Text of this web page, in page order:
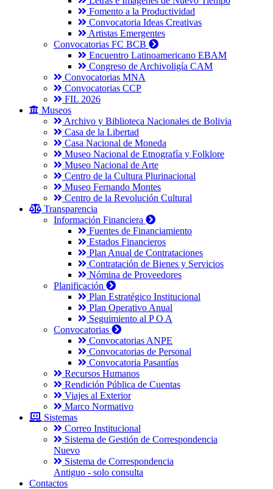
Fomento a la Productividad
Convocatoria Ideas Creativas
Artistas Emergentes
Convocatorias FC BCB
Encuentro Latinoamericano EBAM
Congreso de Archivoligía CAM
Convocatorias MNA
Convocatorias CCP
FIL 2026
Museos
Archivo y Biblioteca Nacionales de Bolivia
Casa de la Libertad
Casa Nacional de Moneda
Museo Nacional de Etnografía y Folklore
Museo Nacional de Arte
Centro de la Cultura Plurinacional
Museo Fernando Montes
Centro de la Revolución Cultural
Transparencia
Información Financiera
Fuentes de Financiamiento
Estados Financieros
Plan Anual de Contrataciones
Contratación de Bienes y Servicios
Nómina de Proveedores
Planificación
Plan Estratégico Institucional
Plan Operativo Anual
Seguimiento al P O A
Convocatorias
Convocatorias ANPE
Convocatorias de Personal
Convocatoria Pasantías
Recursos Humanos
Rendición Pública de Cuentas
Viajes al Exterior
Marco Normativo
Sistemas
Correo Institucional
Sistema de Gestión de Correspondencia
Nuevo
Sistema de Correspondencia
Antiguo - solo consulta
Contactos